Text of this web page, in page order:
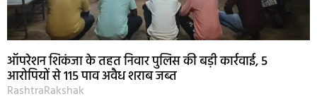
ऑपरेशन शिकंजा के तहत निवार पुलिस की बड़ी कार्रवाई, 5
आरोपियों से 115 पाव अवैध शराब जब्त
RashtraRakshak